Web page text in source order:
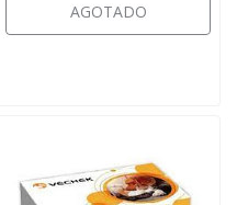
AGOTADO